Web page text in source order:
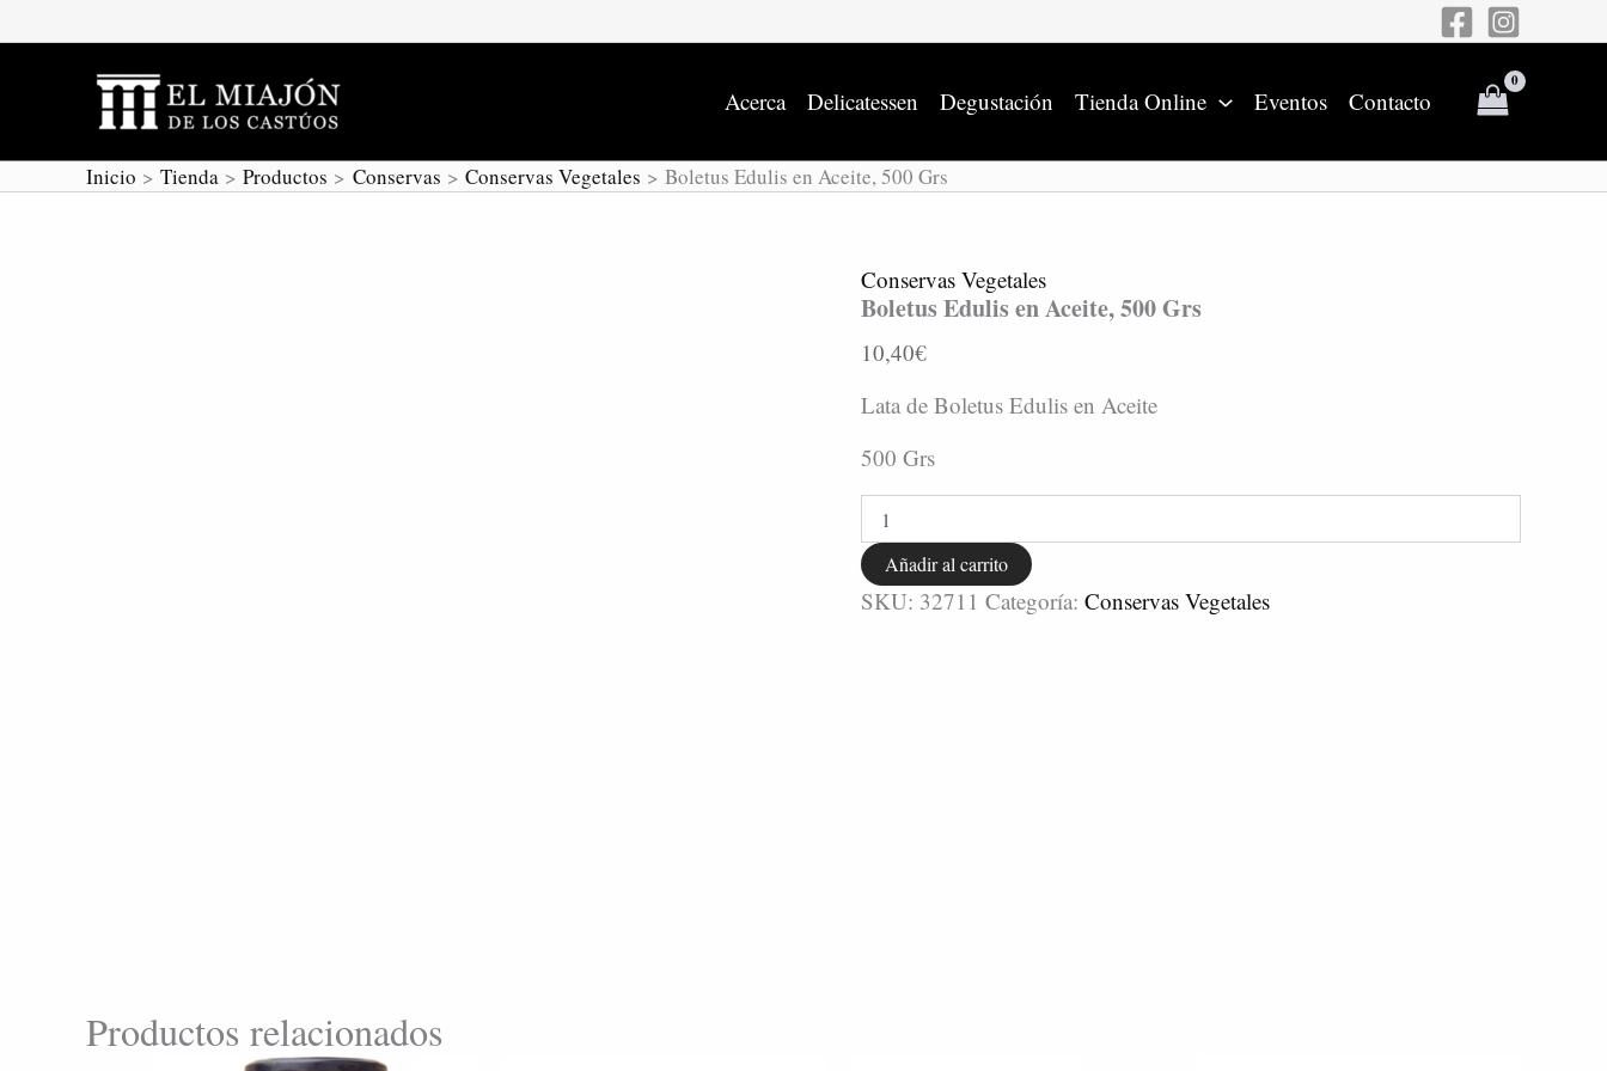
al
Acerca
Delicatessen Degustación Tienda Online Eventos Contacto
Inicio Tienda Productos Conservas Conservas Vegetales Boletus Edulis en Aceite, 500 Grs
Conservas Vegetales
Boletus Edulis en Aceite, 500 Grs
10,40€
Lata de Boletus Edulis en Aceite
500 Grs
500
Añadir al carrito
SKU: 32711 Categoría: Conservas Vegetales
Productos relacionados
Grs